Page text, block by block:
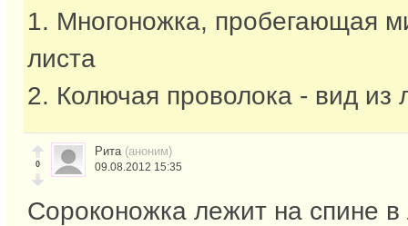
1. Многоножка, пробегающая
листа
2. Колючая проволока - вид из
0
Рита (аноним)
09.08.2012 15:35
Сороконожка лежит на спине в